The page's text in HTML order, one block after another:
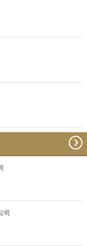
司